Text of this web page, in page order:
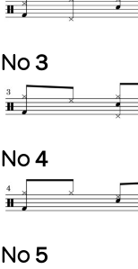
No３
No４
No５